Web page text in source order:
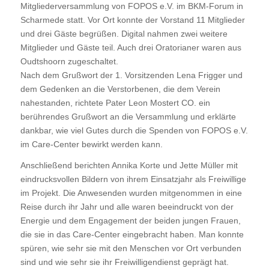
Mitgliederversammlung von FOPOS e.V. im BKM-Forum in
Scharmede statt. Vor Ort konnte der Vorstand 11 Mitglieder
und drei Gäste begrüßen. Digital nahmen zwei weitere
Mitglieder und Gäste teil. Auch drei Oratorianer waren aus
Oudtshoorn zugeschaltet.
Nach dem Grußwort der 1. Vorsitzenden Lena Frigger und
dem Gedenken an die Verstorbenen, die dem Verein
nahestanden, richtete Pater Leon Mostert CO. ein
berührendes Grußwort an die Versammlung und erklärte
dankbar, wie viel Gutes durch die Spenden von FOPOS e.V.
im Care-Center bewirkt werden kann.
Anschließend berichten Annika Korte und Jette Müller mit
eindrucksvollen Bildern von ihrem Einsatzjahr als Freiwillige
im Projekt. Die Anwesenden wurden mitgenommen in eine
Reise durch ihr Jahr und alle waren beeindruckt von der
Energie und dem Engagement der beiden jungen Frauen,
die sie in das Care-Center eingebracht haben. Man konnte
spüren, wie sehr sie mit den Menschen vor Ort verbunden
sind und wie sehr sie ihr Freiwilligendienst geprägt hat.